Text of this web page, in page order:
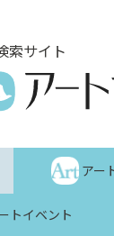
索サイト
アー
トイベント